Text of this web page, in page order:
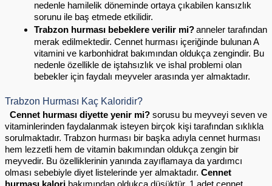
nedenle hamilelik döneminde ortaya çıkabilen kansızlık
sorunu ile baş etmede etkilidir.
Trabzon hurması bebeklere verilir mi?anneler tarafından
merak edilmektedir. Cennet hurması içeriğinde bulunan A
vitamini ve karbonhidrat bakımından oldukça zengindir. Bu
nedenle özellikle de iştahsızlık ve ishal problemi olan
bebekler için faydalı meyveler arasında yer almaktadır.
Trabzon Hurması Kaç Kaloridir?
Cennet hurması diyette yenir mi? sorusu bu meyveyi seven ve
vitaminlerinden faydalanmak isteyen birçok kişi tarafından sıklıkla
sorulmaktadır. Trabzon hurması bir başka adıyla cennet hurması
hem lezzetli hem de vitamin bakımından oldukça zengin bir
meyvedir. Bu özelliklerinin yanında zayıflamaya da yardımcı
olması sebebiyle diyet listelerinde yer almaktadır. Cennet